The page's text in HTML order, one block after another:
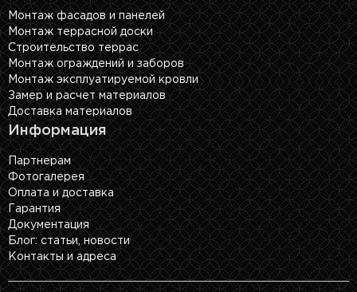
Монтаж фасадов и панелей
Монтаж террасной доски
Строительство террас
Монтаж ограждений и заборов
Монтаж эксплуатируемой кровли
Замер и расчет материалов
Доставка материалов
Информация
Партнерам
Фотогалерея
Оплата и доставка
Гарантия
Документация
Блог: cтатьи, новости
Контакты и адреса